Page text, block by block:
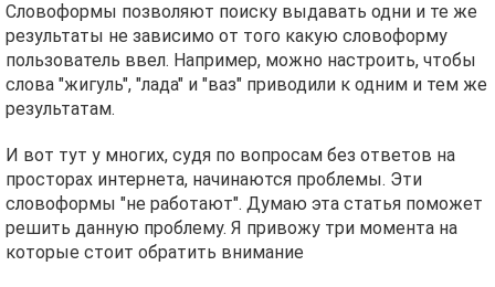
Словоформы позволяют поиску выдавать одни и те же
результаты не зависимо от того какую словоформу
пользователь ввел. Например, можно настроить, чтобы
слова "жигуль", "лада" и "ваз" приводили к одним и тем же
результатам.
И вот тут у многих, судя по вопросам без ответов на
просторах интернета, начинаются проблемы. Эти
словоформы "не работают". Думаю эта статья поможет
решить данную проблему. Я привожу три момента на
которые стоит обратить внимание